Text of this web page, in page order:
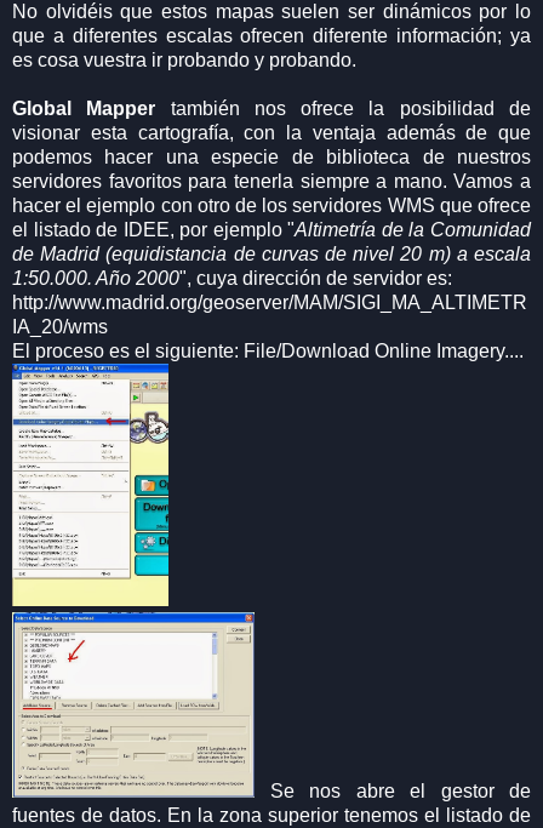
No olvidéis que estos mapas suelen ser dinámicos por lo
que a diferentes escalas ofrecen diferente información; ya
es cosa vuestra ir probando y probando.
Global Mapper también nos ofrece la posibilidad de
visionar esta cartografía, con la ventaja además de que
podemos hacer una especie de biblioteca de nuestros
servidores favoritos para tenerla siempre a mano. Vamos a
hacer el ejemplo con otro de los servidores WMS que ofrece
el listado de IDEE, por ejemplo "Altimetría de la Comunidad
de Madrid (equidistancia de curvas de nivel 20 m) a escala
1:50.000. Año 2000", cuya dirección de servidor es:
http://www.madrid.org/geoserver/MAM/SIGI_MA_ALTIMETR
IA_20/wms
El proceso es el siguiente: File/Download Online Imagery....
Se nos abre el gestor de
fuentes de datos. En la zona superior tenemos el listado de